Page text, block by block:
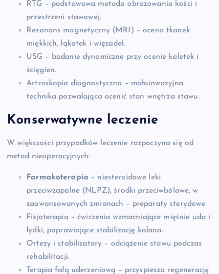
RTG – podstawowa metoda obrazowania kości i
przestrzeni stawowej.
Rezonans magnetyczny (MRI) – ocena tkanek
miękkich, łąkotek i więzadeł.
USG – badanie dynamiczne przy ocenie kaletek i
ścięgien.
Artroskopia diagnostyczna – małoinwazyjna
technika pozwalająca ocenić stan wnętrza stawu.
Konserwatywne leczenie
W większości przypadków leczenie rozpoczyna się od
metod nieoperacyjnych:
Farmakoterapia – niesteroidowe leki
przeciwzapalne (NLPZ), środki przeciwbólowe, w
zaawansowanych zmianach – preparaty sterydowe.
Fizjoterapia – ćwiczenia wzmacniające mięśnie uda i
łydki, poprawiające stabilizację kolana.
Ortezy i stabilizatory – odciążenie stawu podczas
rehabilitacji.
Terapia falą uderzeniową – przyspiesza regenerację